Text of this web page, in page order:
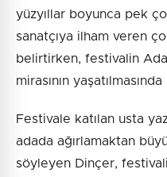
yüzyıllar boyunca pek
sanatçıya ilham veren
belirtirken, festivalin
mirasının
Festivale katılan usta
adada ağırlamaktan
söyleyen Dinçer,